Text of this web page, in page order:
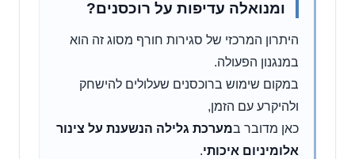
ומנואלה עדיפות על רוכסנים?
היתרון המרכזי של סגירות חורף מסוג זה הוא
במנגנון הפעולה.
במקום שימוש ברוכסנים שעלולים להישחק
ולהיקרע עם הזמן,
כאן מדובר במערכת גלילה הנשענת על צינור
אלומיניום איכותי.